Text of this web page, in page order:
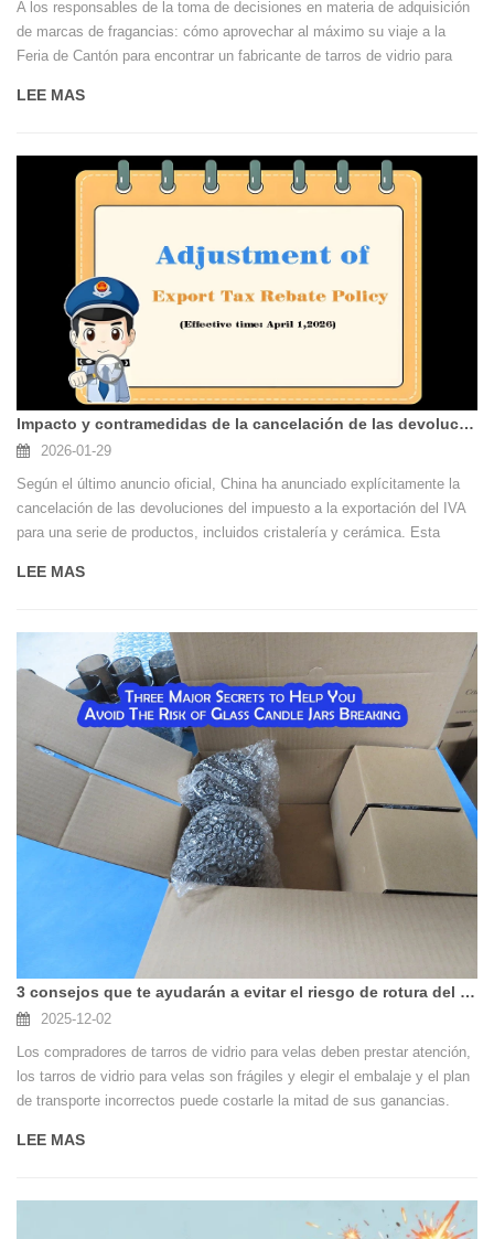
A los responsables de la toma de decisiones en materia de adquisición
de marcas de fragancias: cómo aprovechar al máximo su viaje a la
Feria de Cantón para encontrar un fabricante de tarros de vidrio para
LEE MAS
Impacto y contramedidas de la cancelación de las devoluciones de impuestos a la exportación de artículos de vidrio
2026-01-29
Según el último anuncio oficial, China ha anunciado explícitamente la
cancelación de las devoluciones del impuesto a la exportación del IVA
para una serie de productos, incluidos cristalería y cerámica. Esta
LEE MAS
3 consejos que te ayudarán a evitar el riesgo de rotura del candelabro de cristal
2025-12-02
Los compradores de tarros de vidrio para velas deben prestar atención,
los tarros de vidrio para velas son frágiles y elegir el embalaje y el plan
de transporte incorrectos puede costarle la mitad de sus ganancias.
LEE MAS